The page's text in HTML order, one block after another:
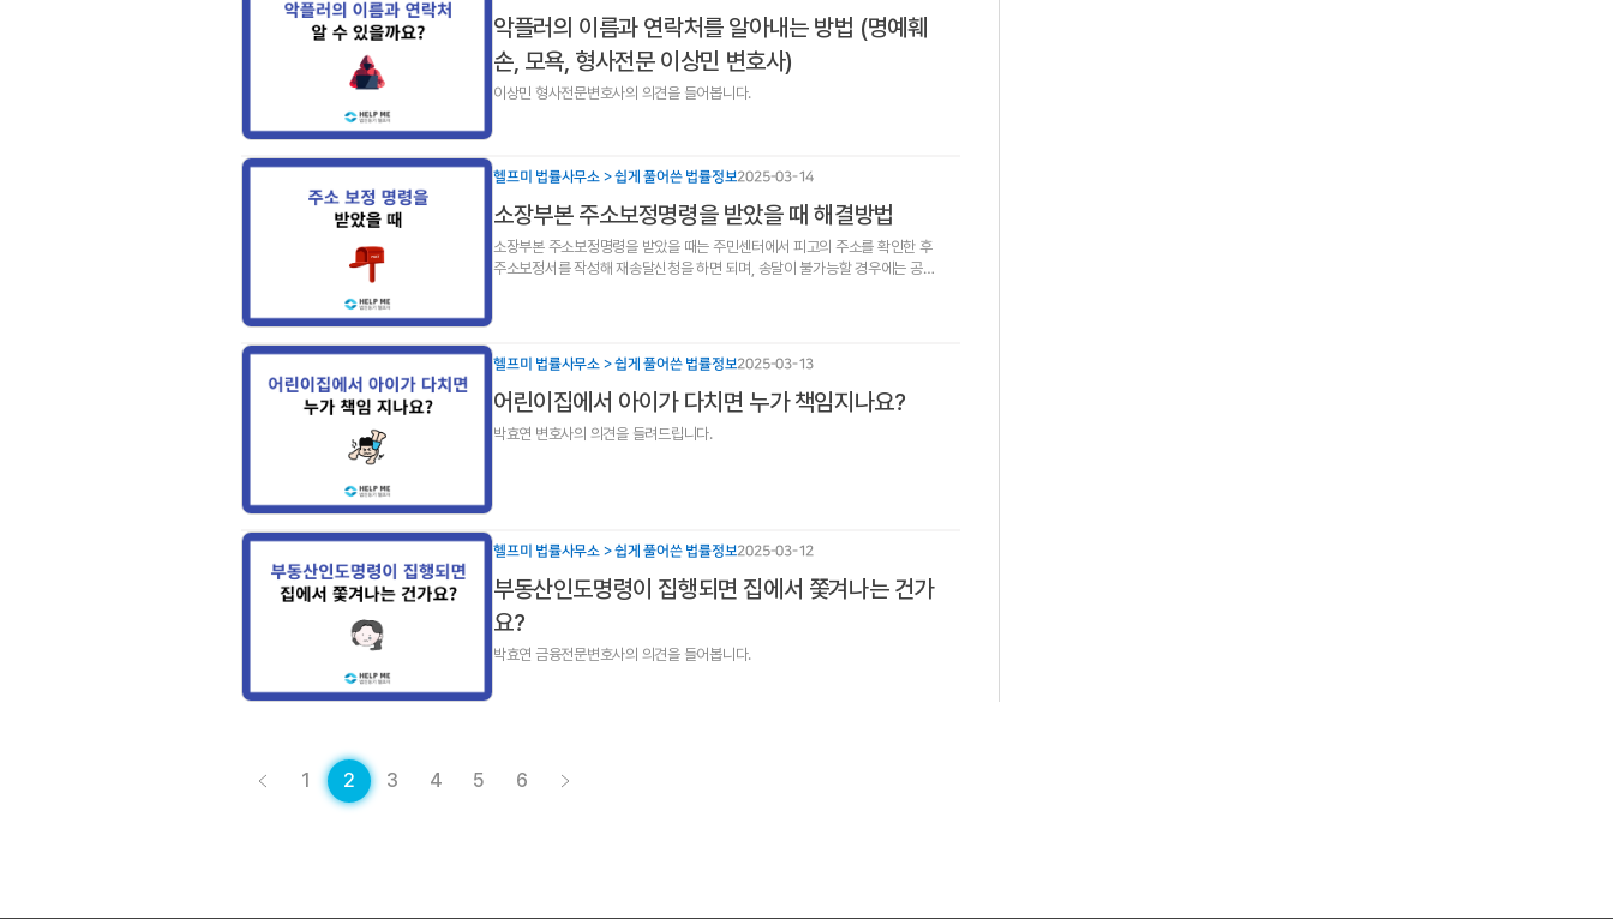
악플러의 이름과 연락처를 알아내는 방법 (명예훼
손, 모욕, 형사전문 이상민 변호사)
이상민 형사전문변호사의 의견을 들어봅니다.
헬프미 법률사무소 > 쉽게 풀어쓴 법률정보2025-03-14
소장부본 주소보정명령을 받았을 때 해결방법
소장부본 주소보정명령을 받았을 때는 주민센터에서 피고의 주소를 확인한 후
주소보정서를 작성해 재송달신청을 하면 되며, 송달이 불가능할 경우에는 공시
헬프미 법률사무소 > 쉽게 풀어쓴 법률정보2025-03-13
어린이집에서 아이가 다치면 누가 책임지나요?
박효연 변호사의 의견을 들려드립니다.
헬프미 법률사무소 > 쉽게 풀어쓴 법률정보2025-03-12
부동산인도명령이 집행되면 집에서 쫓겨나는 건가
요?
박효연 금융전문변호사의 의견을 들어봅니다.
1 2 3 4 5 6